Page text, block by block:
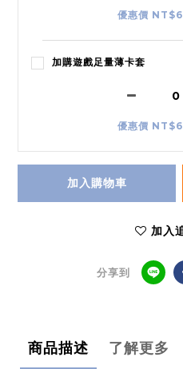
優惠價
加購遊戲足量薄卡套
優惠價
加入購物車
加入
分享到
商品描述 了解更多